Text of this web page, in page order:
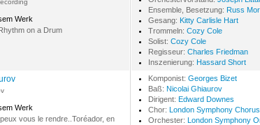
Werk
on a Drum
Ensemble, Besetzung: Russ
Gesang: Kitty Carlisle Hart
Trommeln: Cozy Cole
Solist: Cozy Cole
Regisseur: Charles Friedman
Inszenierung: Hassard Short
Werk
vous le rendre..Toréador, en
Komponist: Georges Bizet
Baß: Nicolai Ghiaurov
Dirigent: Edward Downes
Chor: London Symphony Chorus
Orchester: London Symphony